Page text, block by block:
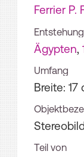
Ferrier P.
Entstehung
Ägypten,
Umfang
Breite: 17
Teil von